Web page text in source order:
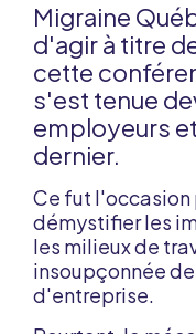
Migraine
d'agir à titre
cette
s'est tenue
employeurs
dernier.
Ce fut l'occasion
démystifier les
les milieux de
insoupçonnée
d'entreprise.